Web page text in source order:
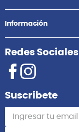
Información
Redes Sociales
Suscribete